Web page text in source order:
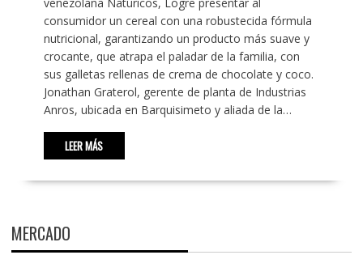
consumidor un cereal con una robustecida fórmula
nutricional, garantizando un producto más suave y
crocante, que atrapa el paladar de la familia, con
sus galletas rellenas de crema de chocolate y coco.
Jonathan Graterol, gerente de planta de Industrias
Anros, ubicada en Barquisimeto y aliada de la…
LEER MÁS
MERCADO